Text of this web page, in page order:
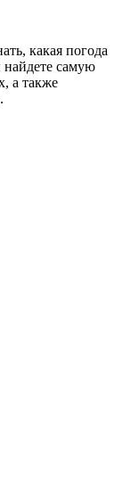
какая погода
найдете самую
а также